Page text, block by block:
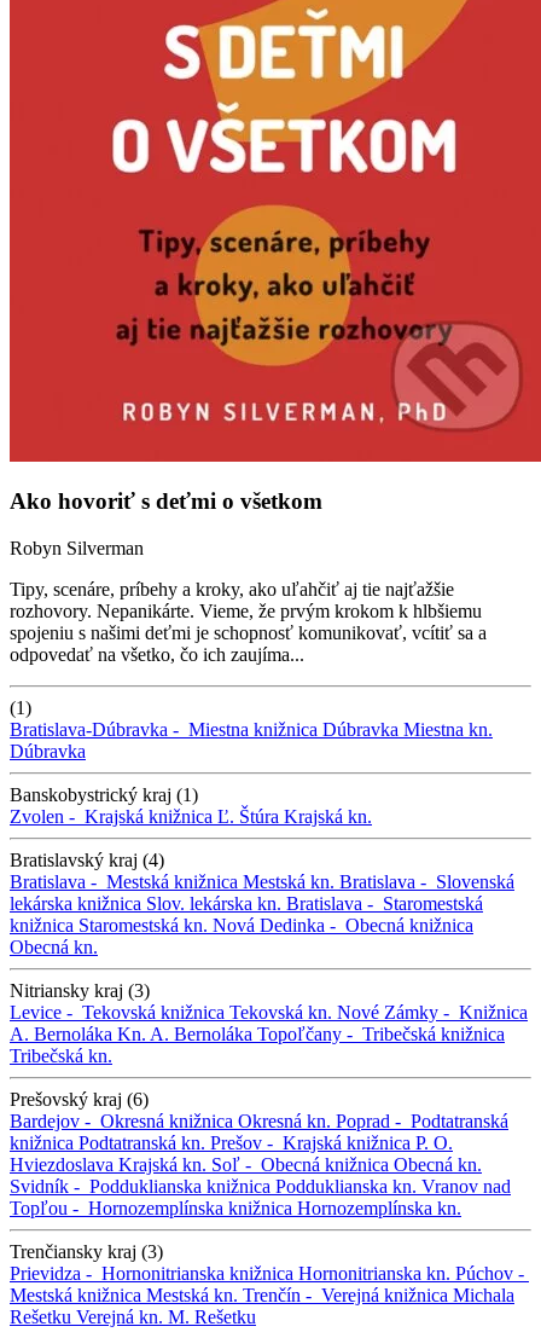
Ako hovoriť s deťmi o všetkom
Robyn Silverman
Tipy, scenáre, príbehy a kroky, ako uľahčiť aj tie najťažšie
rozhovory. Nepanikárte. Vieme, že prvým krokom k hlbšiemu
spojeniu s našimi deťmi je schopnosť komunikovať, vcítiť sa a
odpovedať na všetko, čo ich zaujíma...
(1)
Bratislava-Dúbravka - Miestna knižnica Dúbravka Miestna kn.
Dúbravka
Banskobystrický kraj (1)
Zvolen - Krajská knižnica Ľ. Štúra Krajská kn.
Bratislavský kraj (4)
Bratislava - Mestská knižnica Mestská kn. Bratislava - Slovenská
lekárska knižnica Slov. lekárska kn. Bratislava - Staromestská
knižnica Staromestská kn. Nová Dedinka - Obecná knižnica
Obecná kn.
Nitriansky kraj (3)
Levice - Tekovská knižnica Tekovská kn. Nové Zámky - Knižnica
A. Bernoláka Kn. A. Bernoláka Topoľčany - Tribečská knižnica
Tribečská kn.
Prešovský kraj (6)
Bardejov - Okresná knižnica Okresná kn. Poprad - Podtatranská
knižnica Podtatranská kn. Prešov - Krajská knižnica P. O.
Hviezdoslava Krajská kn. Soľ - Obecná knižnica Obecná kn.
Svidník - Podduklianska knižnica Podduklianska kn. Vranov nad
Topľou - Hornozemplínska knižnica Hornozemplínska kn.
Trenčiansky kraj (3)
Prievidza - Hornonitrianska knižnica Hornonitrianska kn. Púchov -
Mestská knižnica Mestská kn. Trenčín - Verejná knižnica Michala
Rešetku Verejná kn. M. Rešetku